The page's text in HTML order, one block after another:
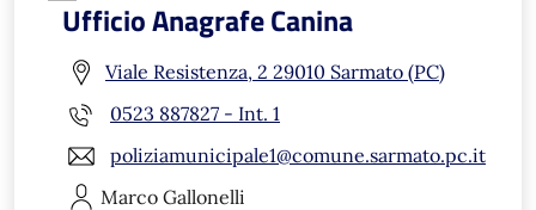
Ufficio Anagrafe Canina
Viale Resistenza, 2 29010 Sarmato (PC)
0523 887827 - Int. 1
poliziamunicipale1@comune.sarmato.pc.it
Marco Gallonelli